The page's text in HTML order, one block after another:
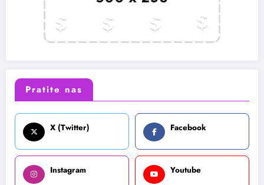
Pratite nas
X (Twitter) Facebook
Instagram Youtube